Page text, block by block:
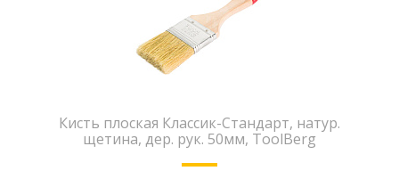
Кисть плоская Классик-Стандарт, натур.
щетина, дер. рук. 50мм, ToolBerg